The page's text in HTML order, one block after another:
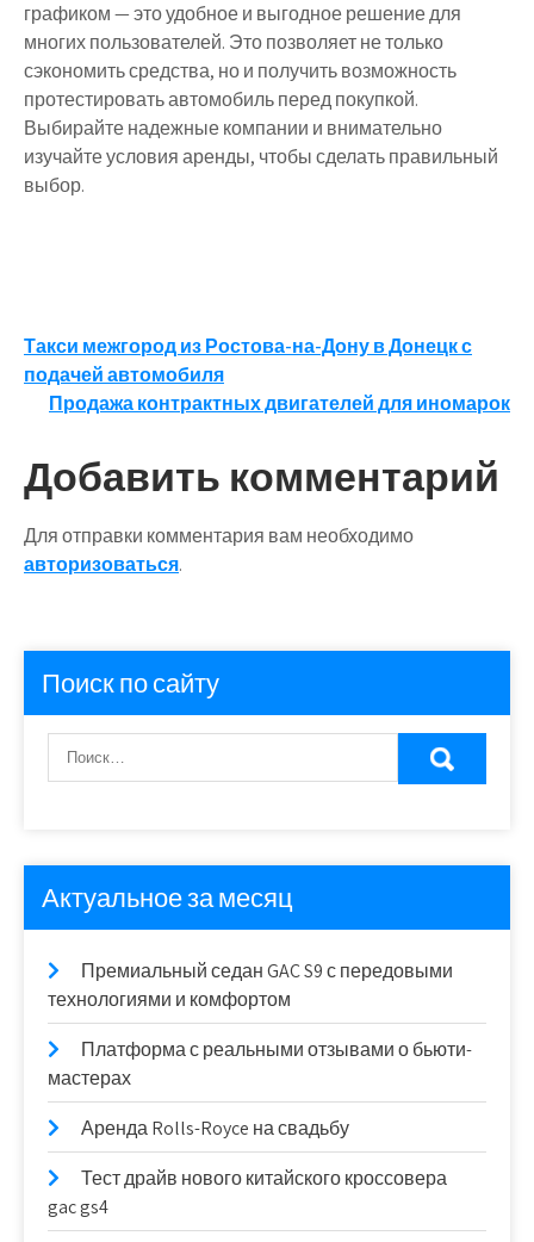
графиком — это удобное и выгодное решение для
многих пользователей. Это позволяет не только
сэкономить средства, но и получить возможность
протестировать автомобиль перед покупкой.
Выбирайте надежные компании и внимательно
изучайте условия аренды, чтобы сделать правильный
выбор.
Навигация
по
Такси межгород из Ростова-на-Дону в Донецк с
подачей автомобиля
Продажа контрактных двигателей для иномарок
Добавить комментарий
Для отправки комментария вам необходимо
авторизоваться.
Поиск по сайту
Актуальное за месяц
Премиальный седан GAC S9 с передовыми
технологиями и комфортом
Платформа с реальными отзывами о бьюти-
мастерах
Аренда Rolls-Royce на свадьбу
Тест драйв нового китайского кроссовера
gac gs4